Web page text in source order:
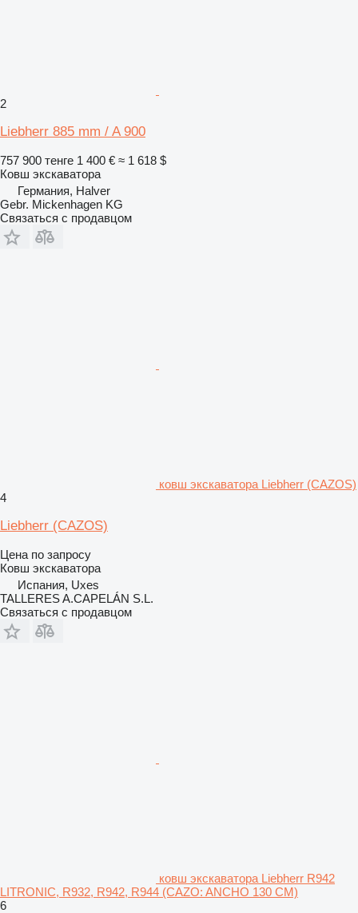
2
Liebherr 885 mm / A 900
757 900 тенге 1 400 € ≈ 1 618 $
Ковш экскаватора
Германия, Halver
Gebr. Mickenhagen KG
Связаться с продавцом
ковш экскаватора Liebherr (CAZOS)
4
Liebherr (CAZOS)
Цена по запросу
Ковш экскаватора
Испания, Uxes
TALLERES A.CAPELÁN S.L.
Связаться с продавцом
ковш экскаватора Liebherr R942
LITRONIC, R932, R942, R944 (CAZO: ANCHO 130 CM)
6